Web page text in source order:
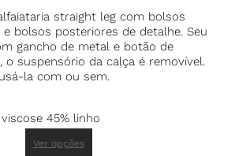
straight leg com bolsos
bolsos posteriores de detalhe. Seu
gancho de metal e botão de
o suspensório da calça é removível.
la com ou sem.
45% linho
Ver opções